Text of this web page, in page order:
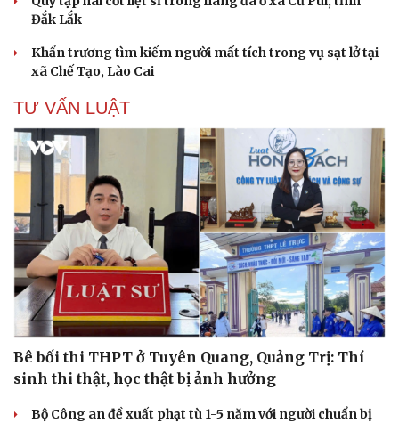
Đắk Lắk
Khẩn trương tìm kiếm người mất tích trong vụ sạt lở tại
xã Chế Tạo, Lào Cai
TƯ VẤN LUẬT
Bê bối thi THPT ở Tuyên Quang, Quảng Trị: Thí
sinh thi thật, học thật bị ảnh hưởng
Bộ Công an đề xuất phạt tù 1-5 năm với người chuẩn bị